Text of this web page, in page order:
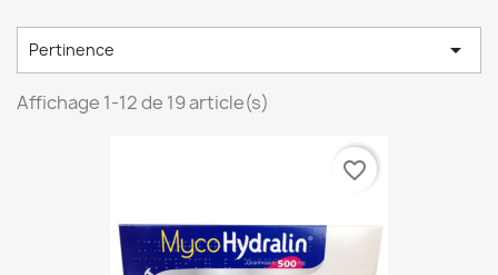
Pertinence 
Affichage 1-12 de 19 article(s)
favorite_border